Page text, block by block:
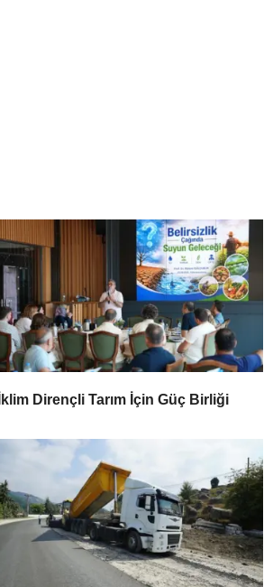
İklim Dirençli Tarım İçin Güç Birliği